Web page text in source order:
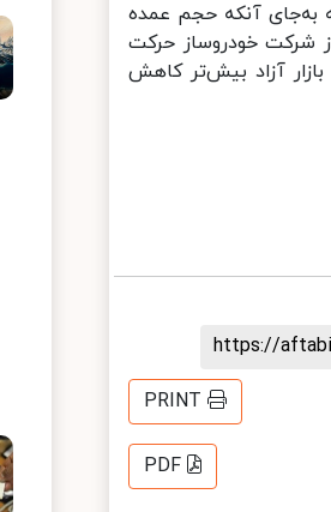
آنکه حجم عمده
خودروساز حرکت
آزاد بیش‌تر کاهش
https://
PRINT
PDF